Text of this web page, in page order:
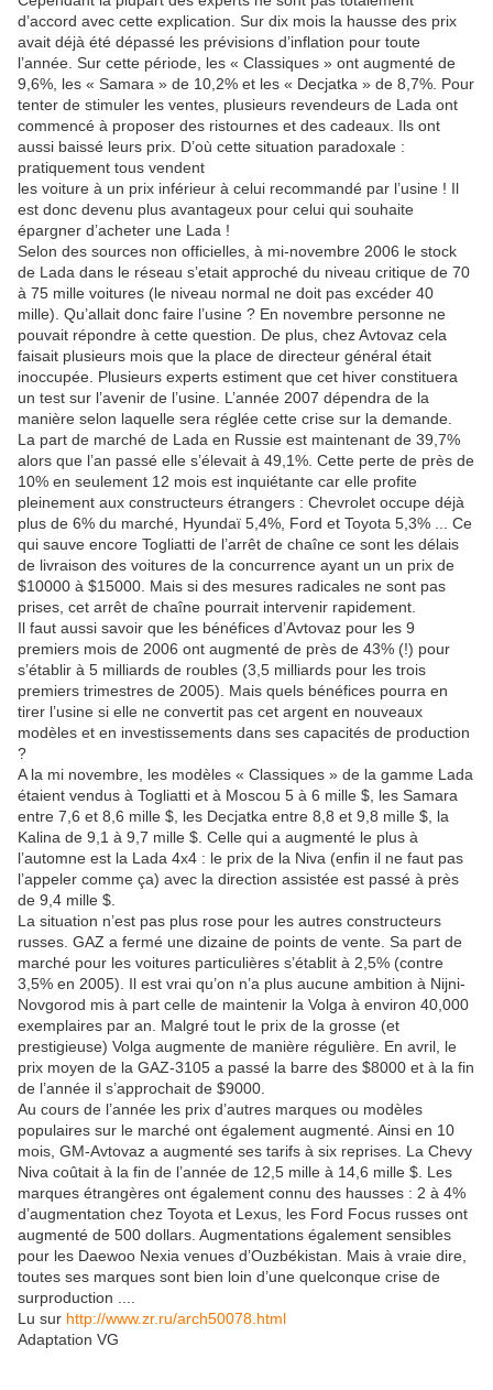
d’accord avec cette explication. Sur dix mois la hausse des prix
avait déjà été dépassé les prévisions d’inflation pour toute
l’année. Sur cette période, les « Classiques » ont augmenté de
9,6%, les « Samara » de 10,2% et les « Decjatka » de 8,7%. Pour
tenter de stimuler les ventes, plusieurs revendeurs de Lada ont
commencé à proposer des ristournes et des cadeaux. Ils ont
aussi baissé leurs prix. D’où cette situation paradoxale :
pratiquement tous vendent
les voiture à un prix inférieur à celui recommandé par l’usine ! Il
est donc devenu plus avantageux pour celui qui souhaite
épargner d’acheter une Lada !
Selon des sources non officielles, à mi-novembre 2006 le stock
de Lada dans le réseau s’etait approché du niveau critique de 70
à 75 mille voitures (le niveau normal ne doit pas excéder 40
mille). Qu’allait donc faire l’usine ? En novembre personne ne
pouvait répondre à cette question. De plus, chez Avtovaz cela
faisait plusieurs mois que la place de directeur général était
inoccupée. Plusieurs experts estiment que cet hiver constituera
un test sur l’avenir de l’usine. L’année 2007 dépendra de la
manière selon laquelle sera réglée cette crise sur la demande.
La part de marché de Lada en Russie est maintenant de 39,7%
alors que l’an passé elle s’élevait à 49,1%. Cette perte de près de
10% en seulement 12 mois est inquiétante car elle profite
pleinement aux constructeurs étrangers : Chevrolet occupe déjà
plus de 6% du marché, Hyundaï 5,4%, Ford et Toyota 5,3% ... Ce
qui sauve encore Togliatti de l’arrêt de chaîne ce sont les délais
de livraison des voitures de la concurrence ayant un un prix de
$10000 à $15000. Mais si des mesures radicales ne sont pas
prises, cet arrêt de chaîne pourrait intervenir rapidement.
Il faut aussi savoir que les bénéfices d’Avtovaz pour les 9
premiers mois de 2006 ont augmenté de près de 43% (!) pour
s’établir à 5 milliards de roubles (3,5 milliards pour les trois
premiers trimestres de 2005). Mais quels bénéfices pourra en
tirer l’usine si elle ne convertit pas cet argent en nouveaux
modèles et en investissements dans ses capacités de production
?
A la mi novembre, les modèles « Classiques » de la gamme Lada
étaient vendus à Togliatti et à Moscou 5 à 6 mille $, les Samara
entre 7,6 et 8,6 mille $, les Decjatka entre 8,8 et 9,8 mille $, la
Kalina de 9,1 à 9,7 mille $. Celle qui a augmenté le plus à
l’automne est la Lada 4x4 : le prix de la Niva (enfin il ne faut pas
l’appeler comme ça) avec la direction assistée est passé à près
de 9,4 mille $.
La situation n’est pas plus rose pour les autres constructeurs
russes. GAZ a fermé une dizaine de points de vente. Sa part de
marché pour les voitures particulières s’établit à 2,5% (contre
3,5% en 2005). Il est vrai qu’on n’a plus aucune ambition à Nijni-
Novgorod mis à part celle de maintenir la Volga à environ 40,000
exemplaires par an. Malgré tout le prix de la grosse (et
prestigieuse) Volga augmente de manière régulière. En avril, le
prix moyen de la GAZ-3105 a passé la barre des $8000 et à la fin
de l’année il s’approchait de $9000.
Au cours de l’année les prix d’autres marques ou modèles
populaires sur le marché ont également augmenté. Ainsi en 10
mois, GM-Avtovaz a augmenté ses tarifs à six reprises. La Chevy
Niva coûtait à la fin de l’année de 12,5 mille à 14,6 mille $. Les
marques étrangères ont également connu des hausses : 2 à 4%
d’augmentation chez Toyota et Lexus, les Ford Focus russes ont
augmenté de 500 dollars. Augmentations également sensibles
pour les Daewoo Nexia venues d’Ouzbékistan. Mais à vraie dire,
toutes ses marques sont bien loin d’une quelconque crise de
surproduction ....
Lu sur http://www.zr.ru/arch50078.html
Adaptation VG